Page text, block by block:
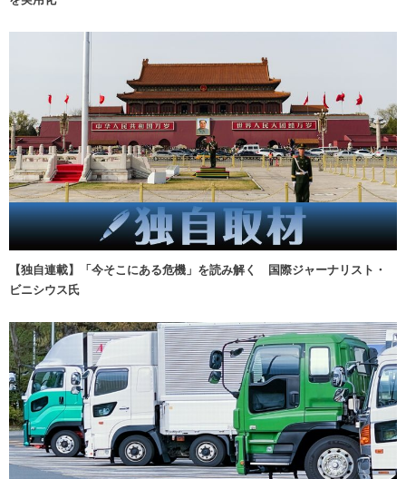
【独自連載】「今そこにある危機」を読み解く 国際ジャーナリスト・
ビニシウス氏